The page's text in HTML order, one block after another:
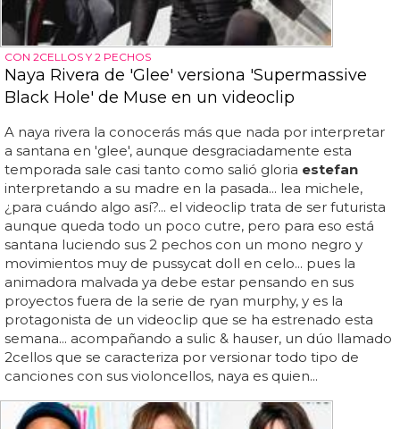
CON 2CELLOS Y 2 PECHOS
Naya Rivera de 'Glee' versiona 'Supermassive
Black Hole' de Muse en un videoclip
A naya rivera la conocerás más que nada por interpretar
a santana en 'glee', aunque desgraciadamente esta
temporada sale casi tanto como salió gloria estefan
interpretando a su madre en la pasada... lea michele,
¿para cuándo algo así?... el videoclip trata de ser futurista
aunque queda todo un poco cutre, pero para eso está
santana luciendo sus 2 pechos con un mono negro y
movimientos muy de pussycat doll en celo... pues la
animadora malvada ya debe estar pensando en sus
proyectos fuera de la serie de ryan murphy, y es la
protagonista de un videoclip que se ha estrenado esta
semana... acompañando a sulic & hauser, un dúo llamado
2cellos que se caracteriza por versionar todo tipo de
canciones con sus violoncellos, naya es quien...